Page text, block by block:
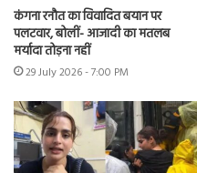
कंगना रनौत का विवादित बयान पर
पलटवार, बोलीं- आजादी का मतलब
मर्यादा तोड़ना नहीं
29 July 2026 - 7:00 PM